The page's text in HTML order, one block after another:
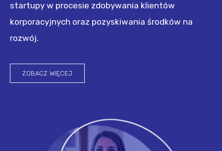
startupy w procesie zdobywania klientów
korporacyjnych oraz pozyskiwania środków na
rozwój.
ZOBACZ WIĘCEJ